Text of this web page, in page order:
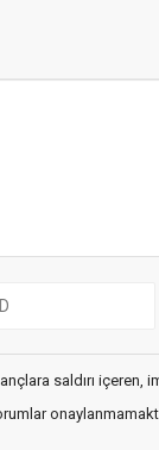
saldırı içeren,